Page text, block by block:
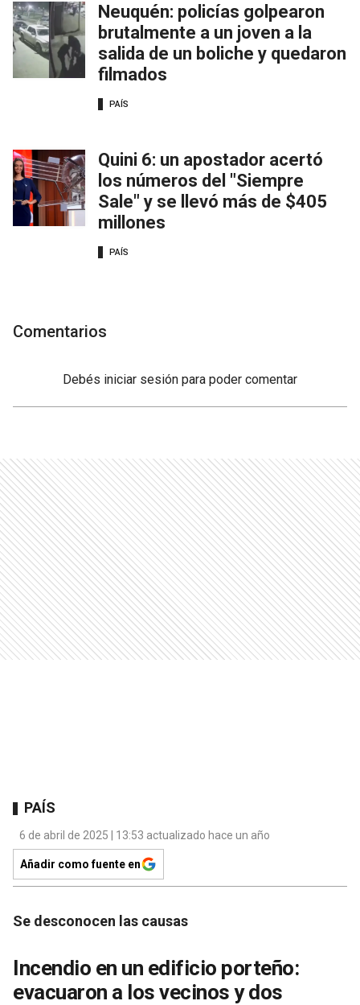
Neuquén: policías golpearon
brutalmente a un joven a la
salida de un boliche y quedaron
filmados
PAÍS
Quini 6: un apostador acertó
los números del "Siempre
Sale" y se llevó más de $405
millones
PAÍS
Comentarios
Debés iniciar sesión para poder comentar
PAÍS
6 de abril de 2025 | 13:53 actualizado hace un año
Añadir como fuente en
Se desconocen las causas
Incendio en un edificio porteño:
evacuaron a los vecinos y dos